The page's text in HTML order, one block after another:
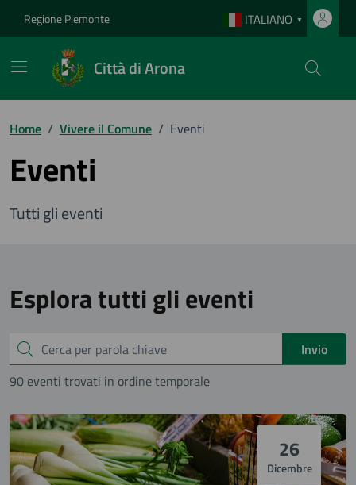
Regione Piemonte ITALIANO ▼
Città di Arona
Home / Vivere il Comune / Eventi
Eventi
Tutti gli eventi
Esplora tutti gli eventi
Cerca
Invio
90 eventi trovati in ordine temporale
26
Dicembre